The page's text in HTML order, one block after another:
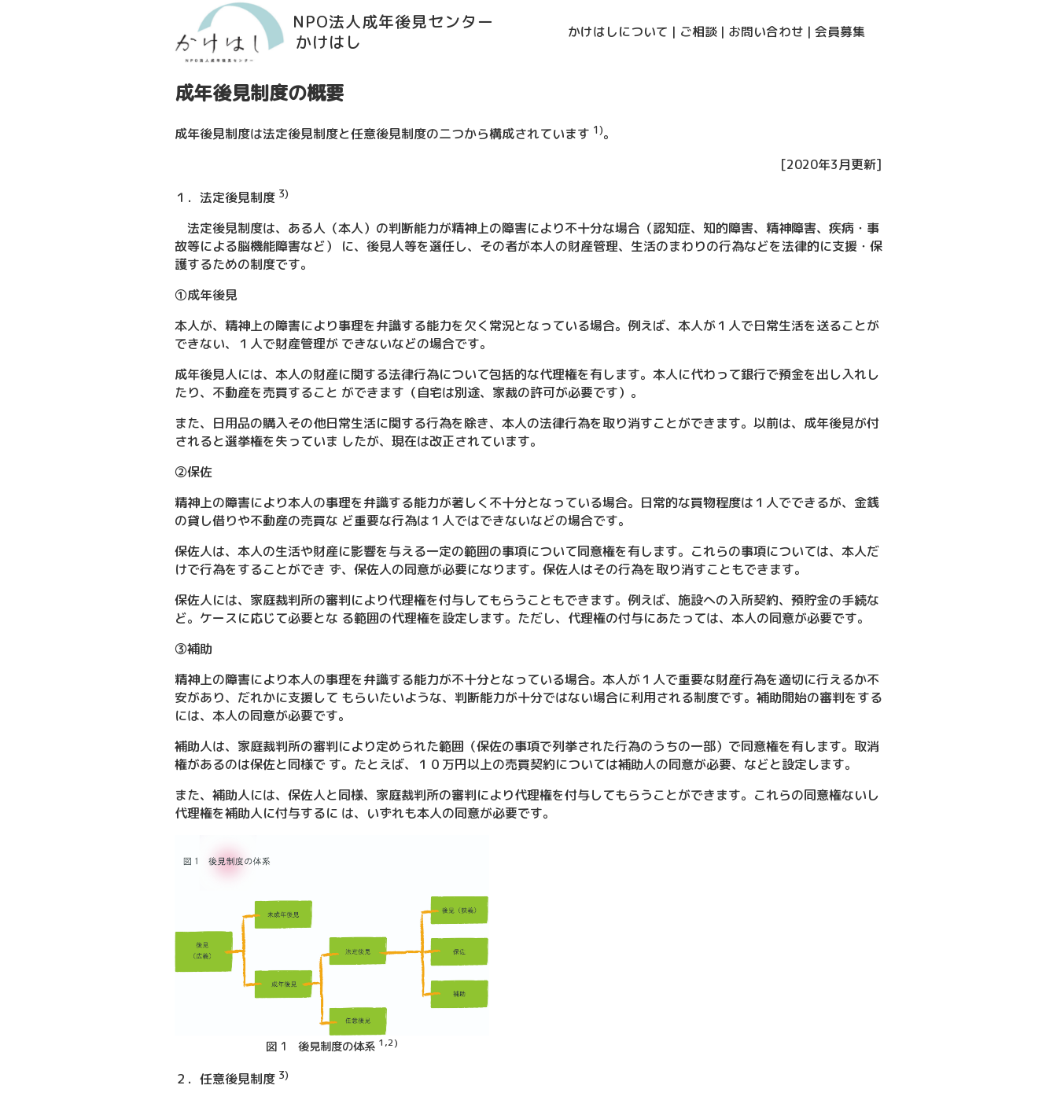
NPO法人成年後見センター
かけはし
かけはしについて | ご相談 | お問い合わせ | 会員募集
成年後見制度の概要
成年後見制度は法定後見制度と任意後見制度の二つから構成されています 1)。
[2020年3月更新]
１．法定後見制度 3)
法定後見制度は、ある人（本人）の判断能力が精神上の障害により不十分な場合（認知症、知的障害、精神障害、疾病・事
故等による脳機能障害など） に、後見人等を選任し、その者が本人の財産管理、生活のまわりの行為などを法律的に支援・保
護するための制度です。
①成年後見
本人が、精神上の障害により事理を弁識する能力を欠く常況となっている場合。例えば、本人が１人で日常生活を送ることが
できない、１人で財産管理が できないなどの場合です。
成年後見人には、本人の財産に関する法律行為について包括的な代理権を有します。本人に代わって銀行で預金を出し入れし
たり、不動産を売買すること ができます（自宅は別途、家裁の許可が必要です）。
また、日用品の購入その他日常生活に関する行為を除き、本人の法律行為を取り消すことができます。以前は、成年後見が付
されると選挙権を失っていま したが、現在は改正されています。
②保佐
精神上の障害により本人の事理を弁識する能力が著しく不十分となっている場合。日常的な買物程度は１人でできるが、金銭
の貸し借りや不動産の売買な ど重要な行為は１人ではできないなどの場合です。
保佐人は、本人の生活や財産に影響を与える一定の範囲の事項について同意権を有します。これらの事項については、本人だ
けで行為をすることができ ず、保佐人の同意が必要になります。保佐人はその行為を取り消すこともできます。
保佐人には、家庭裁判所の審判により代理権を付与してもらうこともできます。例えば、施設への入所契約、預貯金の手続な
ど。ケースに応じて必要とな る範囲の代理権を設定します。ただし、代理権の付与にあたっては、本人の同意が必要です。
③補助
精神上の障害により本人の事理を弁識する能力が不十分となっている場合。本人が１人で重要な財産行為を適切に行えるか不
安があり、だれかに支援して もらいたいような、判断能力が十分ではない場合に利用される制度です。補助開始の審判をする
には、本人の同意が必要です。
補助人は、家庭裁判所の審判により定められた範囲（保佐の事項で列挙された行為のうちの一部）で同意権を有します。取消
権があるのは保佐と同様で す。たとえば、１０万円以上の売買契約については補助人の同意が必要、などと設定します。
また、補助人には、保佐人と同様、家庭裁判所の審判により代理権を付与してもらうことができます。これらの同意権ないし
代理権を補助人に付与するに は、いずれも本人の同意が必要です。
図 1 後見制度の体系 1,2)
２．任意後見制度 3)